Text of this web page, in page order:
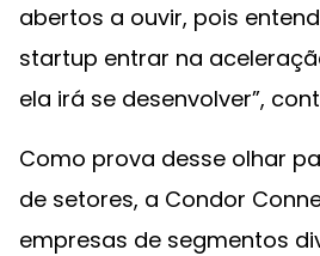
abertos a ouvir, pois
startup entrar na
ela irá se desenvolver”,
Como prova desse olhar
de setores, a Condor
empresas de segmentos